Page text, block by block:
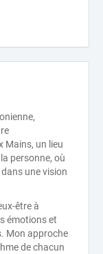
Mains, un lieu
personne, où
une vision
être à
émotions et
Mon approche
de chacun